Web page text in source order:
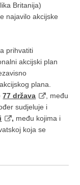
Britanija)
najavilo akcijske
prihvatiti
akcijski plan
plana.
77 država
, među
sudjeluje i
, među kojima i
koja se